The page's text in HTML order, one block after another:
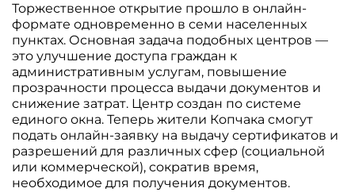
Торжественное открытие прошло в онлайн-
формате одновременно в семи населенных
пунктах. Основная задача подобных центров —
это улучшение доступа граждан к
административным услугам, повышение
прозрачности процесса выдачи документов и
снижение затрат. Центр создан по системе
единого окна. Теперь жители Копчака смогут
подать онлайн-заявку на выдачу сертификатов и
разрешений для различных сфер (социальной
или коммерческой), сократив время,
необходимое для получения документов.